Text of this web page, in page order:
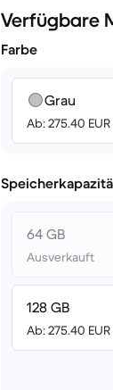
Verfügbare
Farbe
Grau
Ab: 275.40 EUR
64 GB
Ausverkauft
128 GB
Ab: 275.40 EUR